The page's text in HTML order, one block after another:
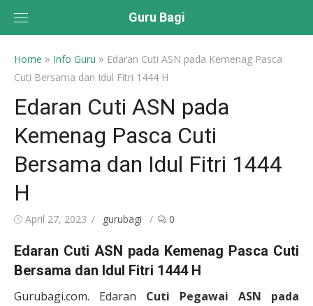
Guru Bagi
Home » Info Guru » Edaran Cuti ASN pada Kemenag Pasca
Cuti Bersama dan Idul Fitri 1444 H
Edaran Cuti ASN pada
Kemenag Pasca Cuti
Bersama dan Idul Fitri 1444
H
Posted
April 27, 2023 Author
gurubagi 0
Edaran Cuti ASN pada Kemenag Pasca Cuti
Bersama dan Idul Fitri 1444 H
Gurubagi.com. Edaran Cuti Pegawai ASN pada